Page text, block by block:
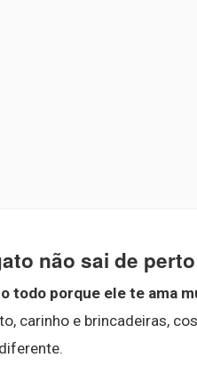
não sai de
todo porque ele te ama
carinho e brincadeiras,